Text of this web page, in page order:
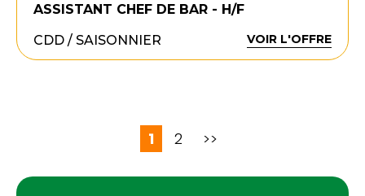
ASSISTANT CHEF DE BAR - H/F
CDD / SAISONNIER
VOIR L'OFFRE
1 2 >>